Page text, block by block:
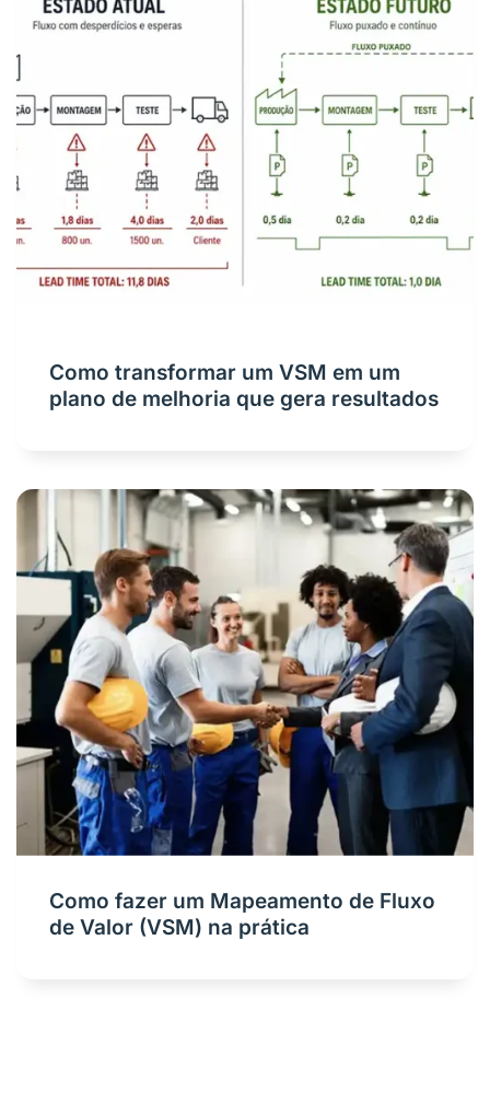
Como transformar um VSM em um
plano de melhoria que gera resultados
Como fazer um Mapeamento de Fluxo
de Valor (VSM) na prática